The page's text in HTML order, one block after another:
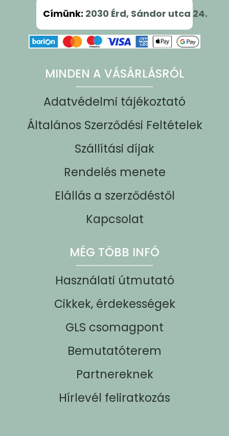
MINDEN A VÁSÁRLÁSRÓL
Adatvédelmi tájékoztató
Általános Szerződési Feltételek
Szállítási díjak
Rendelés menete
Elállás a szerződéstől
Kapcsolat
MÉG TÖBB INFÓ
Használati útmutató
Cikkek, érdekességek
GLS csomagpont
Bemutatóterem
Partnereknek
Hírlevél feliratkozás
Címünk: 2030 Érd, Sándor utca 24.